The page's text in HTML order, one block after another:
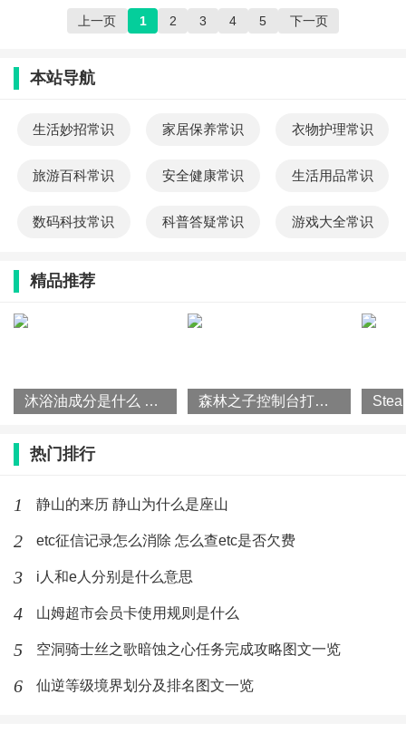
上一页 1 2 3 4 5 下一页
本站导航
生活妙招常识 家居保养常识 衣物护理常识
旅游百科常识 安全健康常识 生活用品常识
数码科技常识 科普答疑常识 游戏大全常识
精品推荐
沐浴油成分是什么 沐浴油怎么使用 森林之子控制台打开方法攻略一览
热门排行
1 静山的来历 静山为什么是座山
2 etc征信记录怎么消除 怎么查etc是否欠费
3 i人和e人分别是什么意思
4 山姆超市会员卡使用规则是什么
5 空洞骑士丝之歌暗蚀之心任务完成攻略图文一览
6 仙逆等级境界划分及排名图文一览